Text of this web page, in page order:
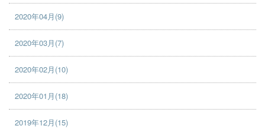
2020年04月(9)
2020年03月(7)
2020年02月(10)
2020年01月(18)
2019年12月(15)